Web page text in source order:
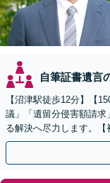
自筆証書遺言
【沼津駅徒歩12分】【
議」「遺留分侵害額請求
る解決へ尽力します。【